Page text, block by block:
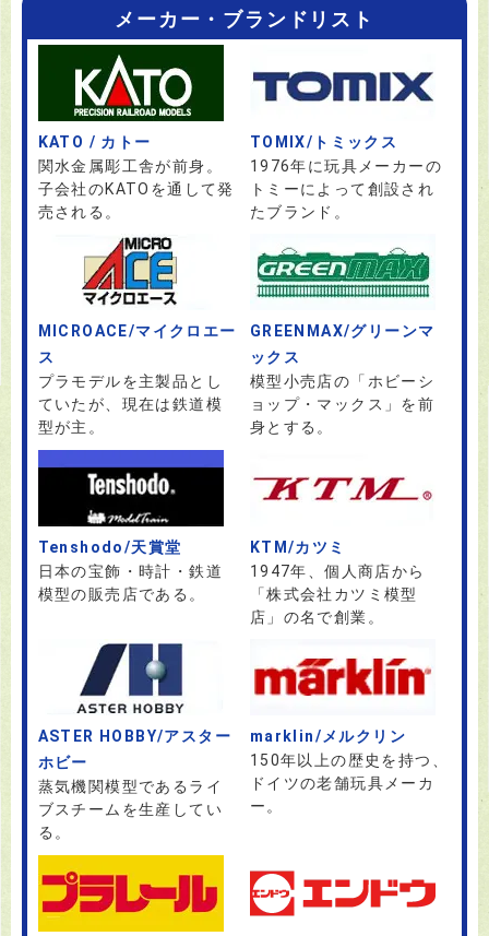
メーカー・ブランドリスト
KATO / カトー
関水金属彫工舎が前身。
子会社のKATOを通して発
売される。
TOMIX/トミックス
1976年に玩具メーカーの
トミーによって創設され
たブランド。
MICROACE/マイクロエー
ス
プラモデルを主製品とし
ていたが、現在は鉄道模
型が主。
GREENMAX/グリーンマ
ックス
模型小売店の「ホビーシ
ョップ・マックス」を前
身とする。
Tenshodo/天賞堂
日本の宝飾・時計・鉄道
模型の販売店である。
KTM/カツミ
1947年、個人商店から
「株式会社カツミ模型
店」の名で創業。
ASTER HOBBY/アスター
ホビー
蒸気機関模型であるライ
ブスチームを生産してい
る。
marklin/メルクリン
150年以上の歴史を持つ、
ドイツの老舗玩具メーカ
ー。